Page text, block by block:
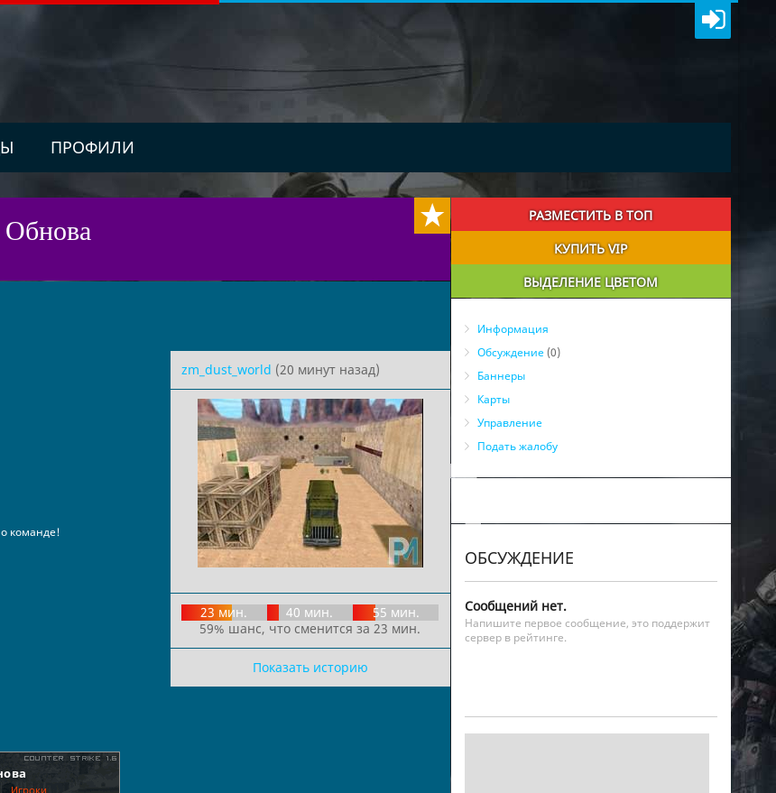
ПРОФИЛИ
zm_dust_world (20 минут назад)
23 мин. 40 мин.
55 мин.
59% шанс, что сменится за 23 мин.
Показать историю
команде!
РАЗМЕСТИТЬ В ТОП
КУПИТЬ VIP
ВЫДЕЛЕНИЕ ЦВЕТОМ
Информация
Обсуждение(0)
Баннеры
Карты
Управление
Подать жалобу
ОБСУЖДЕНИЕ
Сообщений нет.
Напишите первое сообщение, это поддержит
сервер в рейтинге.